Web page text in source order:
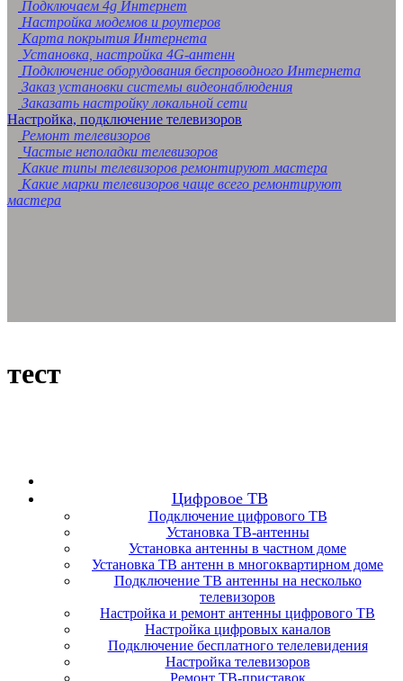
Подключаем 4g Интернет
Настройка модемов и роутеров
Карта покрытия Интернета
Установка, настройка 4G-антенн
Подключение оборудования беспроводного Интернета
Заказ установки системы видеонаблюдения
Заказать настройку локальной сети
Настройка, подключение телевизоров
Ремонт телевизоров
Частые неполадки телевизоров
Какие типы телевизоров ремонтируют мастера
Какие марки телевизоров чаще всего ремонтируют
мастера
тест
Цифровое ТВ
Подключение цифрового ТВ
Установка ТВ-антенны
Установка антенны в частном доме
Установка ТВ антенн в многоквартирном доме
Подключение ТВ антенны на несколько
телевизоров
Настройка и ремонт антенны цифрового ТВ
Настройка цифровых каналов
Подключение бесплатного телелевидения
Настройка телевизоров
Ремонт ТВ-приставок